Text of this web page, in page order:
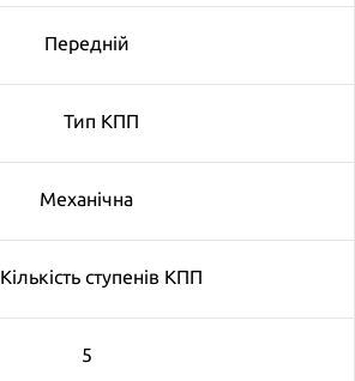
Передній
Тип КПП
Механічна
Кількість ступенів КПП
5